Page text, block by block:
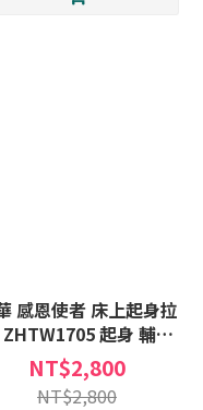
感恩使者 床上起身拉
起身 輔助
繩 起床繩 起身輔助繩
NT$2,800
NT$2,800